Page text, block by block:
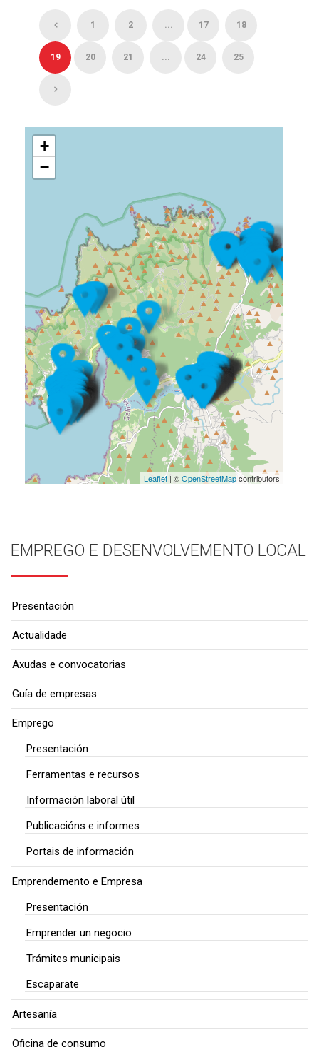
1 2 ... 17 18
19 20 21 ... 24 25
+
−
Leaflet| ©OpenStreetMapcontributors
EMPREGO E DESENVOLVEMENTO LOCAL
Presentación
Actualidade
Axudas e convocatorias
Guía de empresas
Emprego
Presentación
Ferramentas e recursos
Información laboral útil
Publicacións e informes
Portais de información
Emprendemento e Empresa
Presentación
Emprender un negocio
Trámites municipais
Escaparate
Artesanía
Oficina de consumo